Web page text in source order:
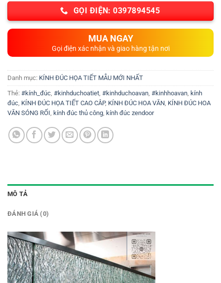
GỌI ĐIỆN: 0397894545
MUA NGAY
Gọi điện xác nhận và giao hàng tận nơi
Danh mục: KÍNH ĐÚC HỌA TIẾT MẪU MỚI NHẤT
Thẻ: #kính_đúc, #kinhduchoatiet, #kinhduchoavan, #kinhhoavan, kính
đúc, KÍNH ĐÚC HỌA TIẾT CAO CÂP, KÍNH ĐÚC HOA VĂN, KÍNH ĐÚC HOA
VĂN SÓNG RỐI, kính đúc thủ công, kính đúc zendoor
MÔ TẢ
ĐÁNH GIÁ (0)